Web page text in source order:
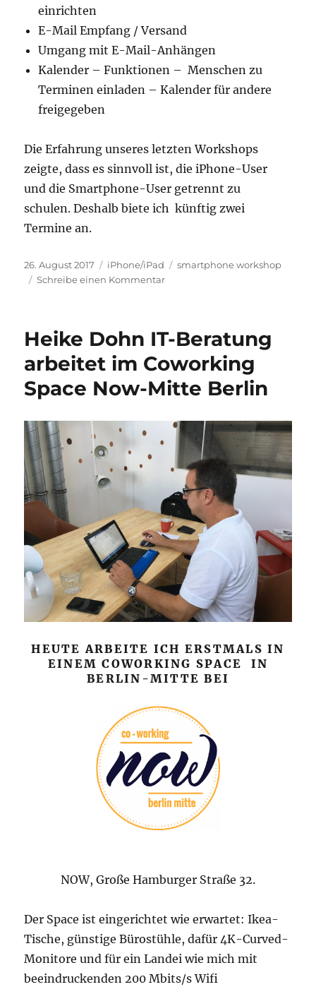
einrichten
E-Mail Empfang / Versand
Umgang mit E-Mail-Anhängen
Kalender – Funktionen – Menschen zu
Terminen einladen – Kalender für andere
freigegeben
Die Erfahrung unseres letzten Workshops
zeigte, dass es sinnvoll ist, die iPhone-User
und die Smartphone-User getrennt zu
schulen. Deshalb biete ich künftig zwei
Termine an.
Veröffentlicht
am
26. August 2017 Kategorien
iPhone/iPad Schlagwörter
smartphone workshop
Schreibe einen Kommentarzu
Weidenthal
Heike Dohn IT-Beratung
arbeitet im Coworking
Space Now-Mitte Berlin
HEUTE ARBEITE ICH ERSTMALS IN
EINEM COWORKING SPACE IN
BERLIN-MITTE BEI
NOW, Große Hamburger Straße 32.
Der Space ist eingerichtet wie erwartet: Ikea-
Tische, günstige Bürostühle, dafür 4K-Curved-
Monitore und für ein Landei wie mich mit
beeindruckenden 200 Mbits/s Wifi